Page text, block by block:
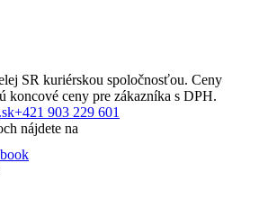
SR kuriérskou spoločnosťou. Ceny
koncové ceny pre zákazníka s DPH.
+421 903 229 601
nájdete na